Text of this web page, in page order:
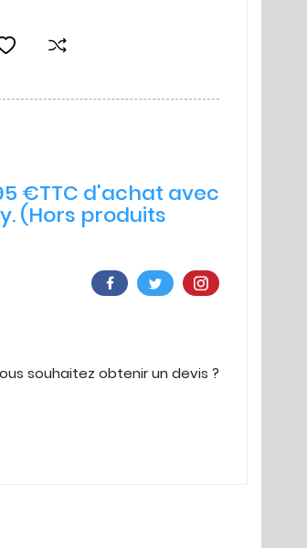
€TTC d'achat avec
(Hors produits
souhaitez obtenir un devis ?